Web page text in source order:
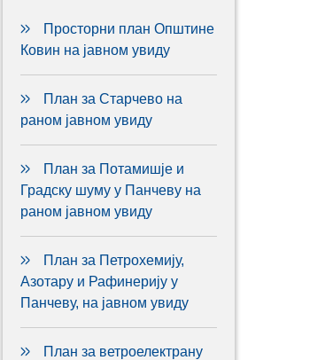
Просторни план Општине
Ковин на јавном увиду
План за Старчево на
раном јавном увиду
План за Потамишје и
Градску шуму у Панчеву на
раном јавном увиду
План за Петрохемију,
Азотару и Рафинерију у
Панчеву, на јавном увиду
План за ветроелектрану